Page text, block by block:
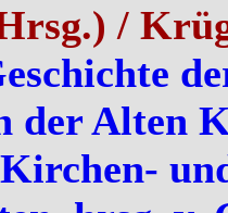
/
der Alten